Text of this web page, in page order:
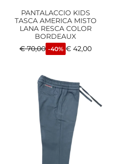
PANTALACCIO KIDS
TASCA AMERICA MISTO
LANA RESCA COLOR
BORDEAUX
€70,00 -40% €42,00